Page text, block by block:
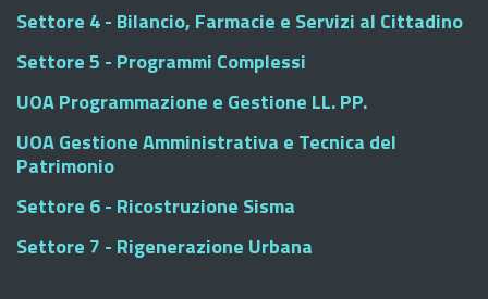
Settore 4 - Bilancio, Farmacie e Servizi al Cittadino
Settore 5 - Programmi Complessi
UOA Programmazione e Gestione LL. PP.
UOA Gestione Amministrativa e Tecnica del
Patrimonio
Settore 6 - Ricostruzione Sisma
Settore 7 - Rigenerazione Urbana